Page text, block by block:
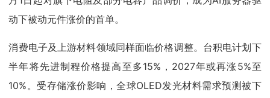
动下被动元件涨价的首单。
消费电子及上游材料领域同样面临价格调整。台积电计划下
半年将先进制程价格提高至多15%，2027年或再涨5%至
10%。受存储涨价影响，全球OLED发光材料需求预测被下